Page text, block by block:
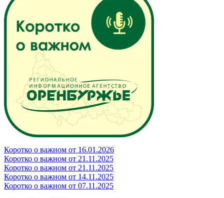
Коротко о важном от 16.01.2026
Коротко о важном от 21.11.2025
Коротко о важном от 21.11.2025
Коротко о важном от 14.11.2025
Коротко о важном от 07.11.2025